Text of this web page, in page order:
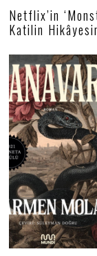
Netflix’in
Katilin